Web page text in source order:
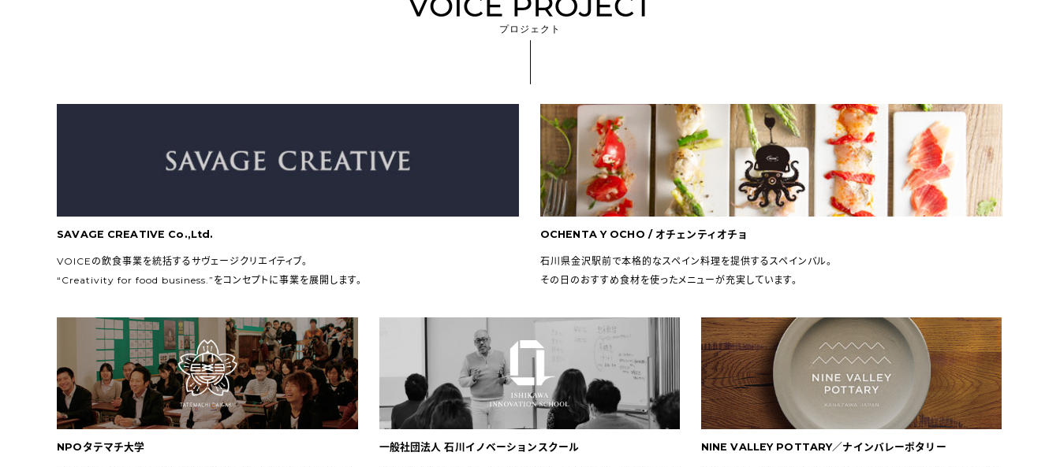
プロジェクト
SAVAGE CREATIVE Co.,Ltd.
VOICEの飲食事業を統括するサヴェージクリエイティブ。
“Creativity for food business.”をコンセプトに事業を展開します。
OCHENTA Y OCHO / オチェンティオチョ
石川県金沢駅前で本格的なスペイン料理を提供するスペインバル。
その日のおすすめ食材を使ったメニューが充実しています。
NPOタテマチ大学 一般社団法人 石川イノベーションスクール NINE VALLEY POTTARY／ナインバレーポタリー